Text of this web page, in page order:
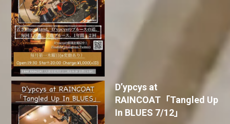
D’ypcys at
RAINCOAT「Tangled Up
In BLUES 7/12」